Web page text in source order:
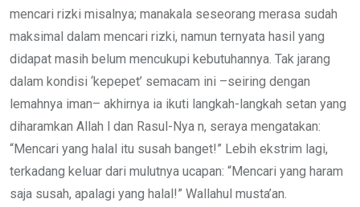
mencari rizki misalnya; manakala seseorang merasa sudah
maksimal dalam mencari rizki, namun ternyata hasil yang
didapat masih belum mencukupi kebutuhannya. Tak jarang
dalam kondisi ‘kepepet’ semacam ini –seiring dengan
lemahnya iman– akhirnya ia ikuti langkah-langkah setan yang
diharamkan Allah l dan Rasul-Nya n, seraya mengatakan:
“Mencari yang halal itu susah banget!” Lebih ekstrim lagi,
terkadang keluar dari mulutnya ucapan: “Mencari yang haram
saja susah, apalagi yang halal!” Wallahul musta’an.